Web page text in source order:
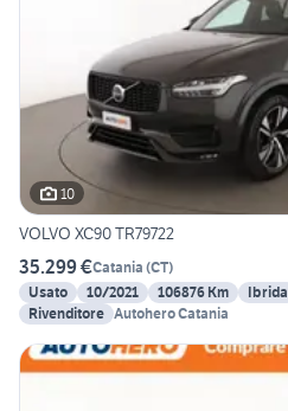
10
VOLVO XC90 TR79722
35.299 €Catania (CT)
Usato
10/2021 106876 Km Ibrida
Rivenditore Autohero Catania